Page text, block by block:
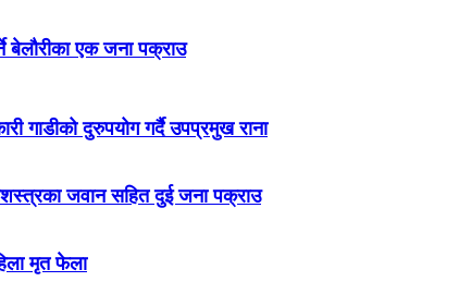
बेलौरीका एक जना पक्राउ
गाडीको दुरुपयोग गर्दै उपप्रमुख राना
जवान सहित दुई जना पक्राउ
मृत फेला